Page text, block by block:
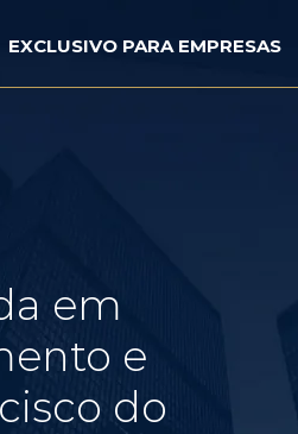
EXCLUSIVO PARA EMPRESAS
em
e
do